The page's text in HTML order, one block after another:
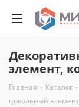
элемент,
Главная - Каталог -
цокольный